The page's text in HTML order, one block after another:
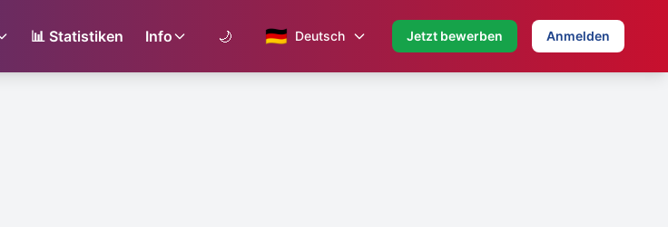
📊 Statistiken Info 🌙 🇩🇪 Deutsch Jetzt bewerben Anmelden